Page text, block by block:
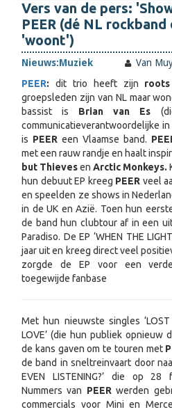
Vers van de pers:
PEER (dé NL
'woont')
Nieuws:Muziek Van
PEER: dit trio heeft zijn
groepsleden zijn van NL maar
bassist is Brian van Es
communicatieverantwoordelijke in
is PEER een Vlaamse band.
met een rauw randje en haalt
but Thievesen Arctic Monkeys.
hun debuut EP kreeg PEER veel
en speelden ze shows in
in de UK en Azië. Toen hun
de band hun clubtour af in een
Paradiso. De EP ‘WHEN THE
jaar uit en kreeg direct veel
zorgde de EP voor een
toegewijde fanbase
Met hun nieuwste singles ‘LOST
LOVE’ (die hun publiek opnieuw
de kans gaven om te touren met
de band in sneltreinvaart door
EVEN LISTENING?’ die op
Nummers van PEER werden
commercials voor Mini en